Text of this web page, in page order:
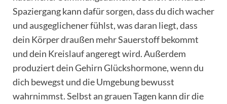
Spaziergang kann dafür sorgen, dass du dich wacher
und ausgeglichener fühlst, was daran liegt, dass
dein Körper draußen mehr Sauerstoff bekommt
und dein Kreislauf angeregt wird. Außerdem
produziert dein Gehirn Glückshormone, wenn du
dich bewegst und die Umgebung bewusst
wahrnimmst. Selbst an grauen Tagen kann dir die